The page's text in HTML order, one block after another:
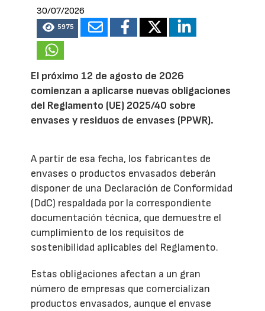
30/07/2026
5975
El próximo 12 de agosto de 2026
comienzan a aplicarse nuevas obligaciones
del Reglamento (UE) 2025/40 sobre
envases y residuos de envases (PPWR).
A partir de esa fecha, los fabricantes de
envases o productos envasados deberán
disponer de una Declaración de Conformidad
(DdC) respaldada por la correspondiente
documentación técnica, que demuestre el
cumplimiento de los requisitos de
sostenibilidad aplicables del Reglamento.
Estas obligaciones afectan a un gran
número de empresas que comercializan
productos envasados, aunque el envase